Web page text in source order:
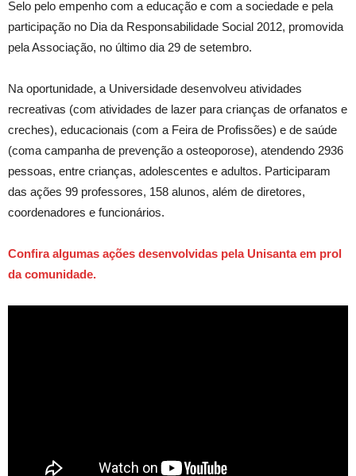
Selo pelo empenho com a educação e com a sociedade e pela
participação no Dia da Responsabilidade Social 2012, promovida
pela Associação, no último dia 29 de setembro.
Na oportunidade, a Universidade desenvolveu atividades
recreativas (com atividades de lazer para crianças de orfanatos e
creches), educacionais (com a Feira de Profissões) e de saúde
(coma campanha de prevenção a osteoporose), atendendo 2936
pessoas, entre crianças, adolescentes e adultos. Participaram
das ações 99 professores, 158 alunos, além de diretores,
coordenadores e funcionários.
Confira algumas ações desenvolvidas pela Unisanta em prol
da comunidade.